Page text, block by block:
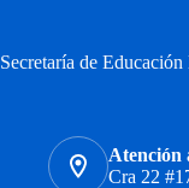
Secretaría de
Atención
Cra 22